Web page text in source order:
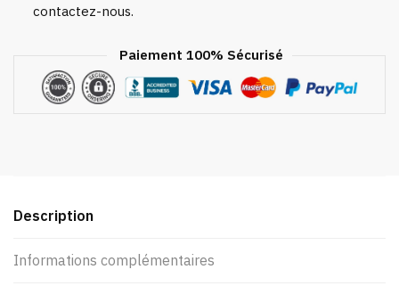
contactez-nous.
Paiement 100% Sécurisé
Description
Informations complémentaires